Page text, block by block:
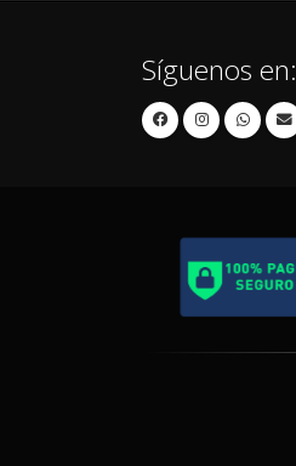
Síguenos en: